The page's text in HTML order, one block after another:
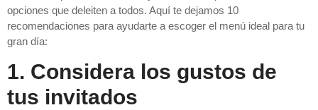
opciones que deleiten a todos. Aquí te dejamos 10
recomendaciones para ayudarte a escoger el menú ideal para tu
gran día:
1. Considera los gustos de
tus invitados